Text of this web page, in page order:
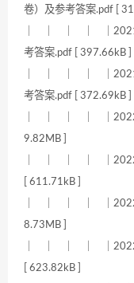
卷）及参考答案.pdf [
｜ ｜ ｜ ｜ ｜2021
考答案.pdf [ 397.66kB ]
｜ ｜ ｜ ｜ ｜2021
考答案.pdf [ 372.69kB ]
｜ ｜ ｜ ｜ ｜2022
9.82MB ]
｜ ｜ ｜ ｜ ｜2022
[ 611.71kB ]
｜ ｜ ｜ ｜ ｜2022
8.73MB ]
｜ ｜ ｜ ｜ ｜2022
[ 623.82kB ]